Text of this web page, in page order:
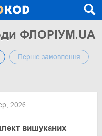
ФЛОРІУМ.UA
Перше замовлення
2026
вишуканих